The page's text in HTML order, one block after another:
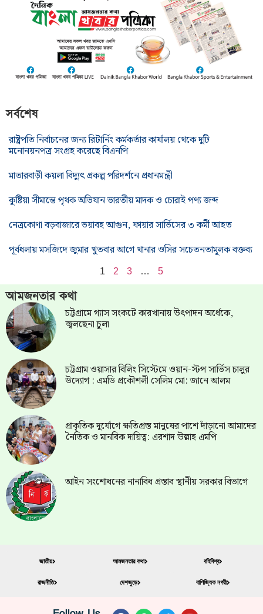
সর্বশেষ
রাষ্ট্রপতি নির্বাচনের জন্য রিটার্নিং কর্মকর্তার কার্যালয় থেকে দুটি
মনোনয়নপত্র সংগ্রহ করেছে বিএনপি
মাতারবাড়ী কয়লা বিদ্যুৎ প্রকল্প পরিদর্শনে প্রধানমন্ত্রী
কুষ্টিয়া সীমান্তে পৃথক অভিযান ভারতীয় মাদক ও চোরাই পণ্য জব্দ
নেত্রকোণা বড়বাজারে ভয়াবহ আগুন, ফায়ার সার্ভিসের ৩ কর্মী আহত
পূর্বধলায় মসজিদে জুমার খুতবার আগে থানার ওসির সচেতনতামূলক বক্তব্য
1 2 3 … 5
আমজনতার কথা
চট্টগ্রামে গ্যাস সংকটে কারখানায় উৎপাদন অর্ধেকে,
জ্বলছেনা চুলা
চট্টগ্রাম ওয়াসার বিলিং সিস্টেমে ওয়ান-স্টপ সার্ভিস চালুর
উদ্যোগ : এমডি প্রকৌশলী সেলিম মো: জানে আলম
প্রাকৃতিক দুর্যোগে ক্ষতিগ্রস্ত মানুষের পাশে দাঁড়ানো আমাদের
নৈতিক ও মানবিক দায়িত্ব: এরশাদ উল্লাহ এমপি
আইন সংশোধনের নানাবিধ প্রস্তাব স্থানীয় সরকার বিভাগে
জাতীয়
রাজনীতি
আমজনতার কথা
দেশজুড়ে
বহিবিশ্ব
বাণিজ্যিক নগরী